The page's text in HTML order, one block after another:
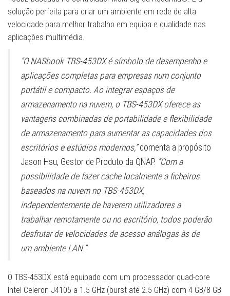
solução perfeita para criar um ambiente em rede de alta
velocidade para melhor trabalho em equipa e qualidade nas
aplicações multimédia.
“O NASbook TBS-453DX é símbolo de desempenho e
aplicações completas para empresas num conjunto
portátil e compacto. Ao integrar espaços de
armazenamento na nuvem, o TBS-453DX oferece as
vantagens combinadas de portabilidade e flexibilidade
de armazenamento para aumentar as capacidades dos
escritórios e estúdios modernos,”comenta a propósito
Jason Hsu, Gestor de Produto da QNAP. “Com a
possibilidade de fazer cache localmente a ficheiros
baseados na nuvem no TBS-453DX,
independentemente de haverem utilizadores a
trabalhar remotamente ou no escritório, todos poderão
desfrutar de velocidades de acesso análogas às de
um ambiente LAN.”
O TBS-453DX está equipado com um processador quad-core
Intel Celeron J4105 a 1.5 GHz (burst até 2.5 GHz) com 4 GB/8 GB